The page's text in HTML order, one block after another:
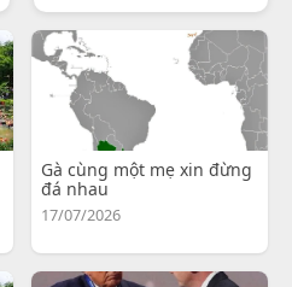
Gà cùng một mẹ xin đừng
đá nhau
17/07/2026